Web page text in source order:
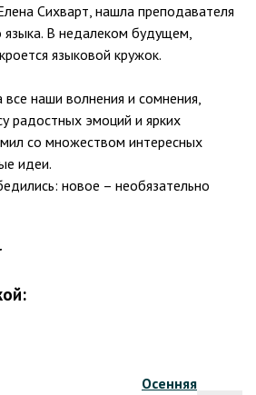
Сихварт, нашла преподавателя
языка. В недалеком будущем,
языковой кружок.
наши волнения и сомнения,
радостных эмоций и ярких
со множеством интересных
идеи.
новое – необязательно
Осенняя